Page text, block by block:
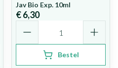
Jav Bio Exp. 10ml
€ 6,30
Bestel